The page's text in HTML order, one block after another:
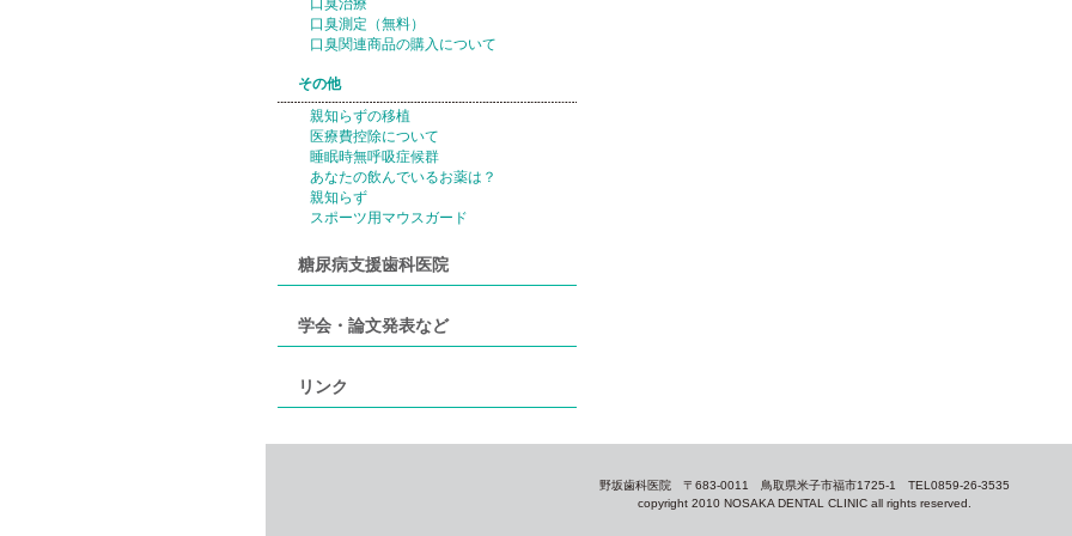
口臭治療
口臭測定（無料）
口臭関連商品の購入について
その他
親知らずの移植
医療費控除について
睡眠時無呼吸症候群
あなたの飲んでいるお薬は？
親知らず
スポーツ用マウスガード
糖尿病支援歯科医院
学会・論文発表など
リンク
野坂歯科医院 〒683-0011 鳥取県米子市福市1725-1 TEL0859-26-3535
copyright 2010 NOSAKA DENTAL CLINIC all rights reserved.